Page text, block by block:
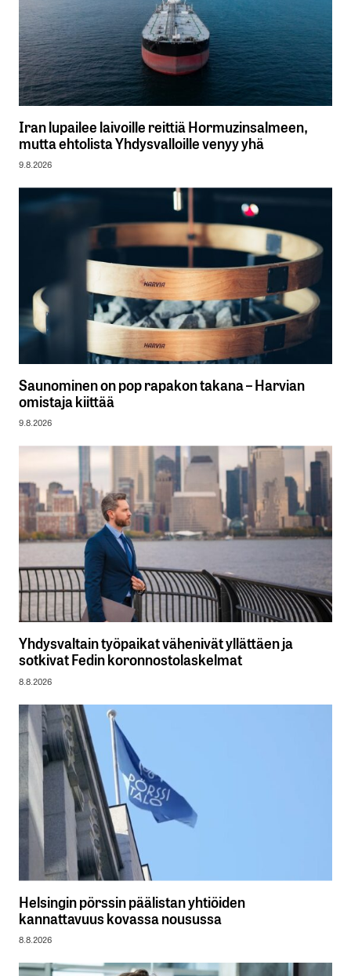
Iran lupailee laivoille reittiä Hormuzinsalmeen,
mutta ehtolista Yhdysvalloille venyy yhä
9.8.2026
Saunominen on pop rapakon takana – Harvian
omistaja kiittää
9.8.2026
Yhdysvaltain työpaikat vähenivät yllättäen ja
sotkivat Fedin koronnostolaskelmat
8.8.2026
Helsingin pörssin päälistan yhtiöiden
kannattavuus kovassa nousussa
8.8.2026